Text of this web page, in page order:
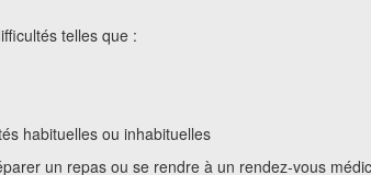
telles que :
habituelles ou inhabituelles
un repas ou se rendre à un rendez-vous